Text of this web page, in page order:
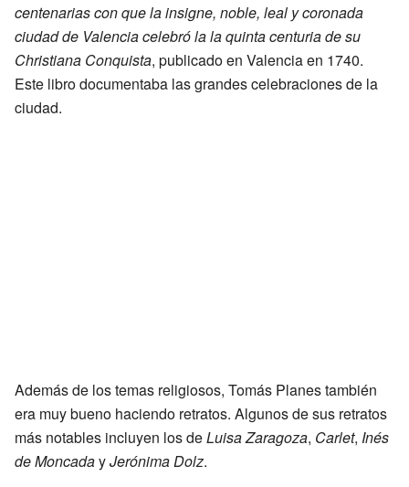
centenarias con que la insigne, noble, leal y coronada
ciudad de Valencia celebró la la quinta centuria de su
Christiana Conquista, publicado en Valencia en 1740.
Este libro documentaba las grandes celebraciones de la
ciudad.
Además de los temas religiosos, Tomás Planes también
era muy bueno haciendo retratos. Algunos de sus retratos
más notables incluyen los deLuisa Zaragoza, Carlet, Inés
de MoncadayJerónima Dolz.